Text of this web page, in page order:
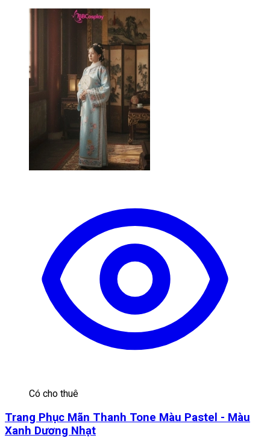
Có cho thuê
Trang Phục Mãn Thanh Tone Màu Pastel - Màu
Xanh Dương Nhạt